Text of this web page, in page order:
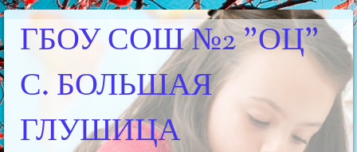
ГБОУ СОШ №2 "ОЦ"
С. БОЛЬШАЯ
ГЛУШИЦА